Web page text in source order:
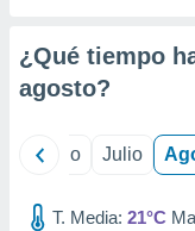
e
¿Qué tiempo
agosto?
Junio Julio
T. Media: 21°C